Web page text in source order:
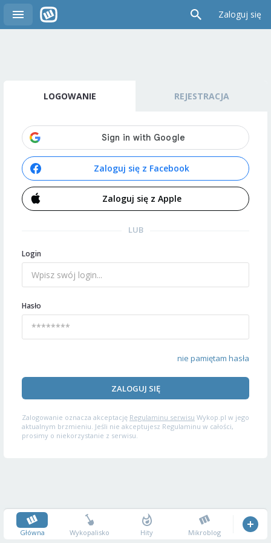
Zaloguj się
LOGOWANIE REJESTRACJA
Zaloguj się z Facebook
Zaloguj się z Apple
LUB
Login
Hasło
nie pamiętam hasła
ZALOGUJ SIĘ
Zalogowanie oznacza akceptację Regulaminu serwisu Wykop.pl w jego
aktualnym brzmieniu. Jeśli nie akceptujesz Regulaminu w całości,
prosimy o niekorzystanie z serwisu.
Główna Wykopalisko Hity Mikroblog